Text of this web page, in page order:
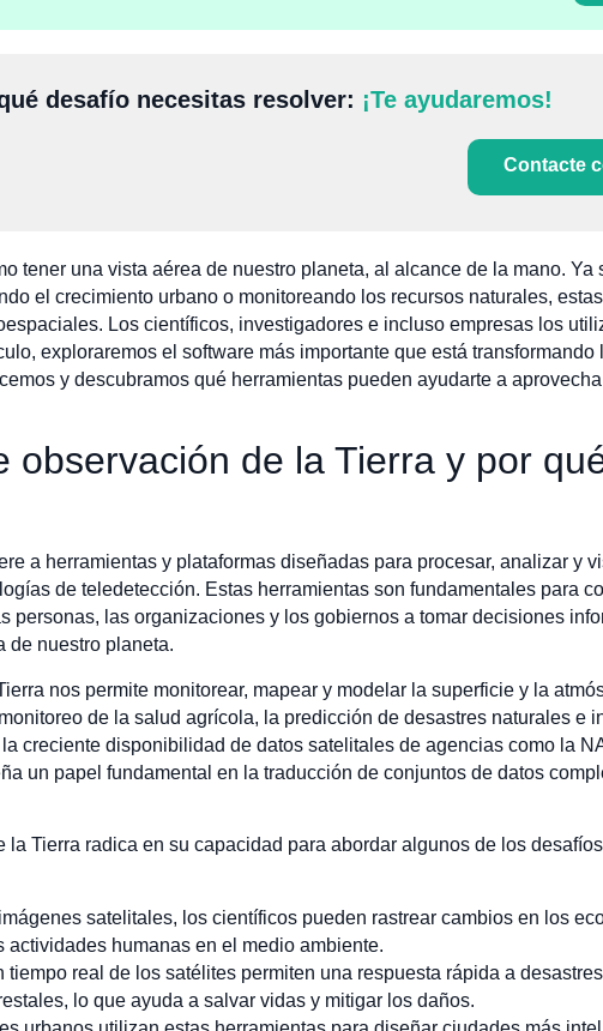
desafío necesitas resolver: ¡Te ayudaremos!
Contacte
tener una vista aérea de nuestro planeta, al alcance de la mano. Ya
el crecimiento urbano o monitoreando los recursos naturales,
Los científicos, investigadores e incluso empresas los
exploraremos el software más importante que está transformando
y descubramos qué herramientas pueden ayudarte a
observación de la Tierra y por
a herramientas y plataformas diseñadas para procesar, analizar y
de teledetección. Estas herramientas son fundamentales para
personas, las organizaciones y los gobiernos a tomar decisiones
de nuestro planeta.
nos permite monitorear, mapear y modelar la superficie y la
de la salud agrícola, la predicción de desastres naturales e
creciente disponibilidad de datos satelitales de agencias como la
un papel fundamental en la traducción de conjuntos de datos
la Tierra radica en su capacidad para abordar algunos de los
satelitales, los científicos pueden rastrear cambios en los
humanas en el medio ambiente.
tiempo real de los satélites permiten una respuesta rápida a
lo que ayuda a salvar vidas y mitigar los daños.